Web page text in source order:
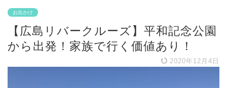
お出かけ
【広島リバークルーズ】平和記念公園
から出発！家族で行く価値あり！
2020年12月4日